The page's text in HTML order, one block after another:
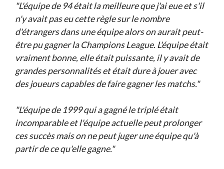
"L'équipe de 94 était la meilleure que j'ai eue et s'il
n'y avait pas eu cette règle sur le nombre
d'étrangers dans une équipe alors on aurait peut-
être pu gagner la Champions League. L'équipe était
vraiment bonne, elle était puissante, il y avait de
grandes personnalités et était dure à jouer avec
des joueurs capables de faire gagner les matchs."
"L'équipe de 1999 qui a gagné le triplé était
incomparable et l'équipe actuelle peut prolonger
ces succès mais on ne peut juger une équipe qu'à
partir de ce qu'elle gagne."